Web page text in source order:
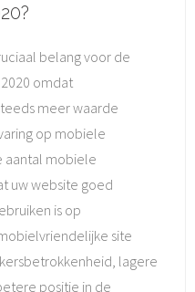
belang voor de
2020 omdat
meer waarde
op mobiele
aantal mobiele
uw website goed
is op
site
lagere
positie in de